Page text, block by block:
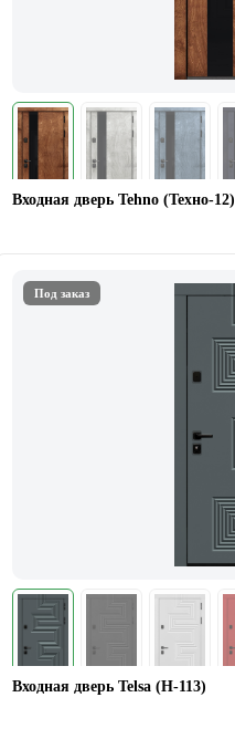
Входная дверь Tehno (Техно-12)
Под заказ
Входная дверь Telsa (Н-113)